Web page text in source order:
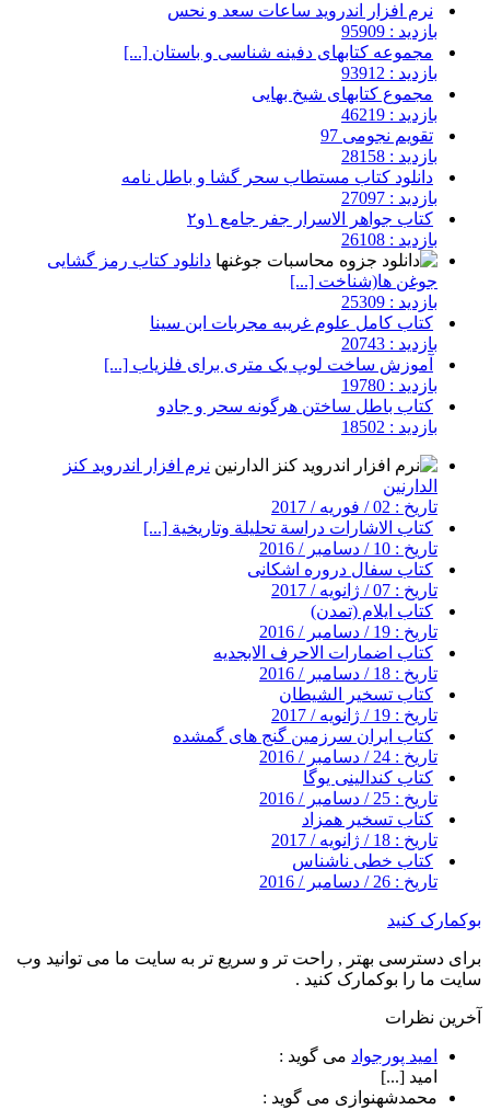
نرم افزار اندروید ساعات سعد و نحس
بازدید : 95909
مجموعه کتابهای دفینه شناسی و باستان [...]
بازدید : 93912
مجموع کتابهای شیخ بهایی
بازدید : 46219
تقویم نجومی 97
بازدید : 28158
دانلود کتاب مستطاب سحر گشا و باطل نامه
بازدید : 27097
کتاب جواهر الاسرار جفر جامع ۱و۲
بازدید : 26108
دانلود کتاب رمز گشایی
جوغن ها(شناخت [...]
بازدید : 25309
کتاب کامل علوم غریبه مجربات ابن سینا
بازدید : 20743
آموزش ساخت لوپ یک متری برای فلزیاب [...]
بازدید : 19780
کتاب باطل ساختن هرگونه سحر و جادو
بازدید : 18502
نرم افزار اندروید کنز
الدارنین
تاریخ : 02 / فوریه / 2017
کتاب الاشارات دراسة تحليلة وتاريخية [...]
تاریخ : 10 / دسامبر / 2016
کتاب سفال دروره اشکانی
تاریخ : 07 / ژانویه / 2017
کتاب ایلام (تمدن)
تاریخ : 19 / دسامبر / 2016
کتاب اضمارات الاحرف الابجدیه
تاریخ : 18 / دسامبر / 2016
کتاب تسخیر الشیطان
تاریخ : 19 / ژانویه / 2017
کتاب ایران سرزمین گنج های گمشده
تاریخ : 24 / دسامبر / 2016
کتاب کندالینی یوگا
تاریخ : 25 / دسامبر / 2016
کتاب تسخیر همزاد
تاریخ : 18 / ژانویه / 2017
کتاب خطی ناشناس
تاریخ : 26 / دسامبر / 2016
بوکمارک کنید
برای دسترسی بهتر , راحت تر و سریع تر به سایت ما می توانید وب
سایت ما را بوکمارک کنید .
آخرین نظرات
امید پورجواد می گوید :
امید [...]
محمدشهنوازی می گوید :